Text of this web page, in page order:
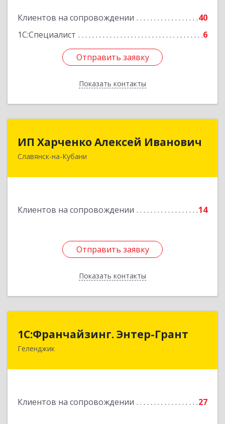
Клиентов на сопровождении
40
1С:Специалист
6
Отправить заявку
Показать контакты
Отправить заявку
Назад
ИП Харченко Алексей Иванович
Славянск-на-Кубани
Клиентов на сопровождении 14
Отправить заявку
Показать контакты
ИП Харченко Алексей Иванович
353 579, Краснодарский край, ст.Петровская,
Отправить заявку
Назад
1С:Франчайзинг. Энтер-Грант
Геленджик
Клиентов на сопровождении 27
1С:Франчайзинг. Энтер-Грант
353467, Краснодарский край, Геленджик г,